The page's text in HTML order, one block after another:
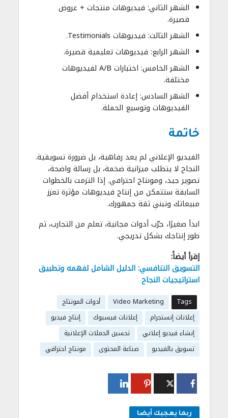
الشهر الثاني: فيديوهات منتجات + عروض
قصيرة.
الشهر الثالث: فيديوهات Testimonials.
الشهر الرابع: فيديوهات تعليمية قصيرة.
الشهر الخامس: اختبارات A/B لفيديوهات
مختلفة.
الشهر السادس: إعادة استخدام أفضل
الفيديوهات وتوسيع الحملة.
خاتمة
الفيديو الإعلاني لم يعد رفاهية، بل ضرورة تسويقية.
النجاح لا يتطلب ميزانية ضخمة، بل رسالة واضحة،
تصوير جيد، ومونتاج احترافي. إذا التزمت بالخطوات
السابقة ستتمكن من إنتاج فيديوهات مؤثرة تعزز
مبيعاتك وتبني ثقة جمهورك.
ابدأ صغيرًا، جرّب أدوات مجانية، تعلم من التجارب، ثم
طور إنتاجك بشكل تدريجي.
إقرأ أيضاً:
التسويق التنافسي: الدليل الشامل لفهمه وتطبيق
استراتيجيات النجاح
Tags
Video Marketing
أدوات المونتاج
إعلانات إنستجرام
إعلانات فيسبوك
إنتاج فيديو
إنشاء فيديو إعلاني
تحسين الحملات الإعلانية
تسويق بالفيديو
صناعة المحتوى مونتاج احترافي
ربما يعجبك أيضا